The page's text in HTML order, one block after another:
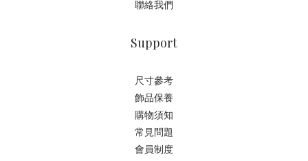
聯絡我們
Support
尺寸參考
飾品保養
購物須知
常見問題
會員制度